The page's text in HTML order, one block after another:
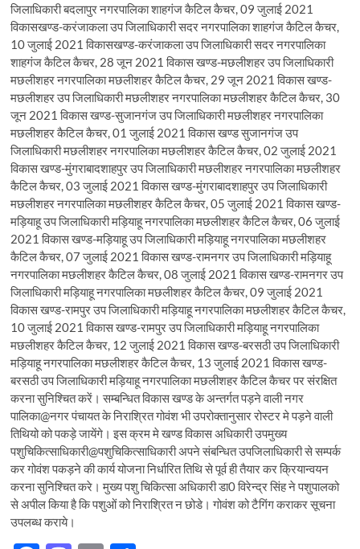
जिलाधिकारी बदलापुर नगरपालिका शाहगंज कैटिल कैचर, 09 जुलाई 2021
विकासखण्ड-करंजाकला उप जिलाधिकारी सदर नगरपालिका शाहगंज कैटिल कैचर,
10 जुलाई 2021 विकासखण्ड-करंजाकला उप जिलाधिकारी सदर नगरपालिका
शाहगंज कैटिल कैचर, 28 जून 2021 विकास खण्ड-मछलीशहर उप जिलाधिकारी
मछलीशहर नगरपालिका मछलीशहर कैटिल कैचर, 29 जून 2021 विकास खण्ड-
मछलीशहर उप जिलाधिकारी मछलीशहर नगरपालिका मछलीशहर कैटिल कैचर, 30
जून 2021 विकास खण्ड-सुजानगंज उप जिलाधिकारी मछलीशहर नगरपालिका
मछलीशहर कैटिल कैचर, 01 जुलाई 2021 विकास खण्ड सुजानगंज उप
जिलाधिकारी मछलीशहर नगरपालिका मछलीशहर कैटिल कैचर, 02 जुलाई 2021
विकास खण्ड-मुंगराबादशाहपुर उप जिलाधिकारी मछलीशहर नगरपालिका मछलीशहर
कैटिल कैचर, 03 जुलाई 2021 विकास खण्ड-मुंगराबादशाहपुर उप जिलाधिकारी
मछलीशहर नगरपालिका मछलीशहर कैटिल कैचर, 05 जुलाई 2021 विकास खण्ड-
मड़ियाहू उप जिलाधिकारी मड़ियाहू नगरपालिका मछलीशहर कैटिल कैचर, 06 जुलाई
2021 विकास खण्ड-मड़ियाहू उप जिलाधिकारी मड़ियाहू नगरपालिका मछलीशहर
कैटिल कैचर, 07 जुलाई 2021 विकास खण्ड-रामनगर उप जिलाधिकारी मड़ियाहू
नगरपालिका मछलीशहर कैटिल कैचर, 08 जुलाई 2021 विकास खण्ड-रामनगर उप
जिलाधिकारी मड़ियाहू नगरपालिका मछलीशहर कैटिल कैचर, 09 जुलाई 2021
विकास खण्ड-रामपुर उप जिलाधिकारी मड़ियाहू नगरपालिका मछलीशहर कैटिल कैचर,
10 जुलाई 2021 विकास खण्ड-रामपुर उप जिलाधिकारी मड़ियाहू नगरपालिका
मछलीशहर कैटिल कैचर, 12 जुलाई 2021 विकास खण्ड-बरसठी उप जिलाधिकारी
मड़ियाहू नगरपालिका मछलीशहर कैटिल कैचर, 13 जुलाई 2021 विकास खण्ड-
बरसठी उप जिलाधिकारी मड़ियाहू नगरपालिका मछलीशहर कैटिल कैचर पर संरक्षित
करना सुनिश्चित करें। सम्बन्धित विकास खण्ड के अन्तर्गत पड़ने वाली नगर
पालिका@नगर पंचायत के निराश्रित गोवंश भी उपरोक्तानुसार रोस्टर मे पड़ने वाली
तिथियो को पकड़े जायेंगे। इस क्रम मे खण्ड विकास अधिकारी उपमुख्य
पशुचिकित्साधिकारी@पशुचिकित्साधिकारी अपने संबन्धित उपजिलाधिकारी से सम्पर्क
कर गोवंश पकड़ने की कार्य योजना निर्धारित तिथि से पूर्व ही तैयार कर क्रियान्वयन
करना सुनिश्चित करे। मुख्य पशु चिकित्सा अधिकारी डा0 विरेन्द्र सिंह ने पशुपालको
से अपील किया है कि पशुओं को निराश्रित न छोडे। गोवंश को टैगिंग कराकर सूचना
उपलब्ध कराये।